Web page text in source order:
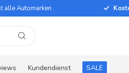
alle Automarken
Kundendienst SALE